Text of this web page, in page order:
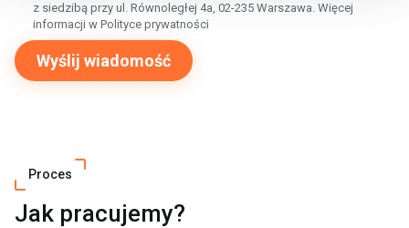
z siedzibą przy ul. Równoległej 4a, 02-235 Warszawa. Więcej
informacji w Polityce prywatności
Proces
Jak pracujemy?